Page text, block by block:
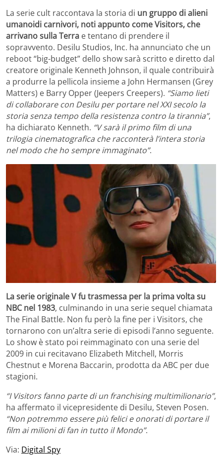
La serie cult raccontava la storia di un gruppo di alieni
umanoidi carnivori, noti appunto come Visitors, che
arrivano sulla Terra e tentano di prendere il
sopravvento. Desilu Studios, Inc. ha annunciato che un
reboot “big-budget” dello show sarà scritto e diretto dal
creatore originale Kenneth Johnson, il quale contribuirà
a produrre la pellicola insieme a John Hermansen (Grey
Matters) e Barry Opper (Jeepers Creepers). “Siamo lieti
di collaborare con Desilu per portare nel XXI secolo la
storia senza tempo della resistenza contro la tirannia”,
ha dichiarato Kenneth. “V sarà il primo film di una
trilogia cinematografica che racconterà l’intera storia
nel modo che ho sempre immaginato”.
La serie originale V fu trasmessa per la prima volta su
NBC nel 1983, culminando in una serie sequel chiamata
The Final Battle. Non fu però la fine per i Visitors, che
tornarono con un’altra serie di episodi l’anno seguente.
Lo show è stato poi reimmaginato con una serie del
2009 in cui recitavano Elizabeth Mitchell, Morris
Chestnut e Morena Baccarin, prodotta da ABC per due
stagioni.
“I Visitors fanno parte di un franchising multimilionario”,
ha affermato il vicepresidente di Desilu, Steven Posen.
“Non potremmo essere più felici e onorati di portare il
film ai milioni di fan in tutto il Mondo”.
Via: Digital Spy